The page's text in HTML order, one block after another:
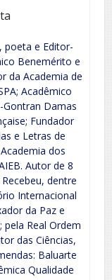
poeta e Editor-
Benemérito e
da Academia de
Acadêmico
Damas
Fundador
e Letras de
dos
Autor de 8
dentre
Internacional
da Paz e
pela Real Ordem
das Ciências,
Baluarte
Qualidade